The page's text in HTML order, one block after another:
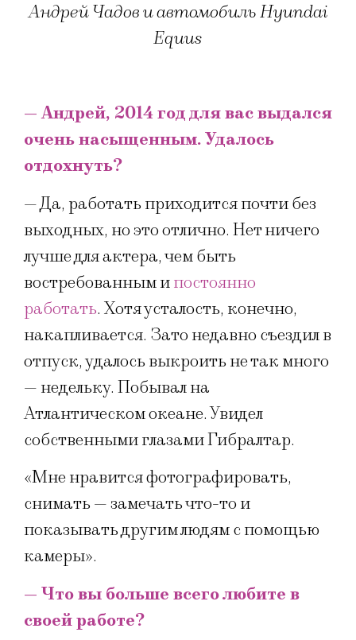
Андрей Чадов и автомобиль Hyundai
Equus
— Андрей, 2014 год для вас выдался
очень насыщенным. Удалось
отдохнуть?
— Да, работать приходится почти без
выходных, но это отлично. Нет ничего
лучше для актера, чем быть
востребованным ипостоянно
работать. Хотя усталость, конечно,
накапливается. Зато недавно съездил в
отпуск, удалось выкроить не так много
— недельку. Побывал на
Атлантическом океане. Увидел
собственными глазами Гибралтар.
«Мне нравится фотографировать,
снимать — замечать что-то и
показывать другим людям с помощью
камеры».
— Что вы больше всего любите в
своей работе?